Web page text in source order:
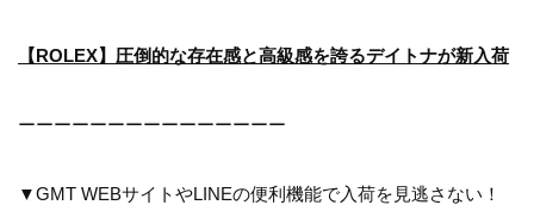
【ROLEX】圧倒的な存在感と高級感を誇るデイトナが新入荷
ーーーーーーーーーーーーーーー
▼GMT WEBサイトやLINEの便利機能で入荷を見逃さない！